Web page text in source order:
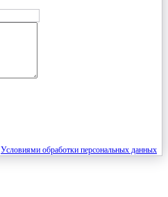
Условиями обработки персональных данных